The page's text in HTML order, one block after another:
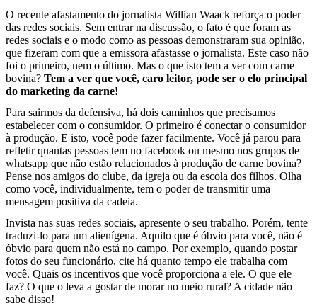
O recente afastamento do jornalista Willian Waack reforça o poder
das redes sociais. Sem entrar na discussão, o fato é que foram as
redes sociais e o modo como as pessoas demonstraram sua opinião,
que fizeram com que a emissora afastasse o jornalista. Este caso não
foi o primeiro, nem o último. Mas o que isto tem a ver com carne
bovina? Tem a ver que você, caro leitor, pode ser o elo principal
do marketing da carne!
Para sairmos da defensiva, há dois caminhos que precisamos
estabelecer com o consumidor. O primeiro é conectar o consumidor
à produção. E isto, você pode fazer facilmente. Você já parou para
refletir quantas pessoas tem no facebook ou mesmo nos grupos de
whatsapp que não estão relacionados à produção de carne bovina?
Pense nos amigos do clube, da igreja ou da escola dos filhos. Olha
como você, individualmente, tem o poder de transmitir uma
mensagem positiva da cadeia.
Invista nas suas redes sociais, apresente o seu trabalho. Porém, tente
traduzi-lo para um alienígena. Aquilo que é óbvio para você, não é
óbvio para quem não está no campo. Por exemplo, quando postar
fotos do seu funcionário, cite há quanto tempo ele trabalha com
você. Quais os incentivos que você proporciona a ele. O que ele
faz? O que o leva a gostar de morar no meio rural? A cidade não
sabe disso!